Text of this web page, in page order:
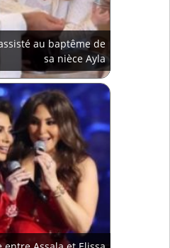
au baptême de
sa nièce Ayla